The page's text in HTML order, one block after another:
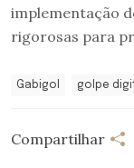
implementação
rigorosas para
Gabigol golpe
Compartilhar